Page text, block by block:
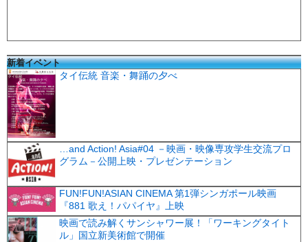
新着イベント
タイ伝統 音楽・舞踊の夕べ
…and Action! Asia#04 －映画・映像専攻学生交流プロ
グラム－公開上映・プレゼンテーション
FUN!FUN!ASIAN CINEMA 第1弾シンガポール映画
『881 歌え！パパイヤ』上映
映画で読み解くサンシャワー展！「ワーキングタイト
ル」国立新美術館で開催